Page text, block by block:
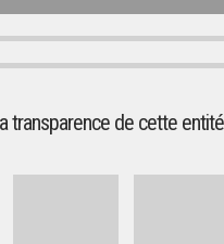
transparence de cette entité